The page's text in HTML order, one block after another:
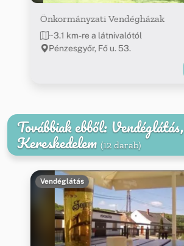
Önkormányzati Vendégházak
~3.1 km-re a látnivalótól
Pénzesgyőr, Fő u. 53.
Továbbiak ebből: Vendéglátás,
Kereskedelem (12 darab)
Vendéglátás